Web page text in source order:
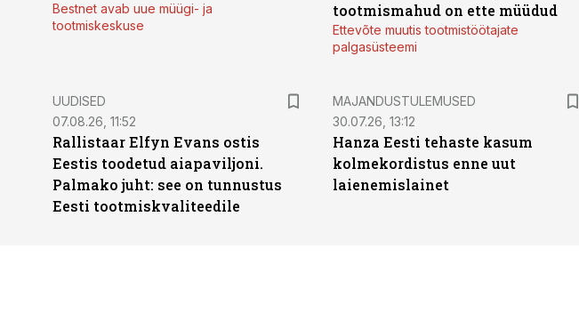
Bestnet avab uue müügi- ja
tootmiskeskuse
tootmismahud on ette müüdud
Ettevõte muutis tootmistöötajate
palgasüsteemi
UUDISED
07.08.26, 11:52
Rallistaar Elfyn Evans ostis
Eestis toodetud aiapaviljoni.
Palmako juht: see on tunnustus
Eesti tootmiskvaliteedile
MAJANDUSTULEMUSED
30.07.26, 13:12
Hanza Eesti tehaste kasum
kolmekordistus enne uut
laienemislainet